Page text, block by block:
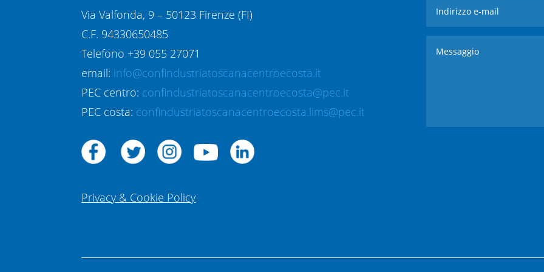
Via Valfonda, 9 – 50123 Firenze (FI)
C.F. 94330650485
Telefono +39 055 27071
email: info@confindustriatoscanacentroecosta.it
PEC centro: confindustriatoscanacentroecosta@pec.it
PEC costa: confindustriatoscanacentroecosta.lims@pec.it
Privacy & Cookie Policy